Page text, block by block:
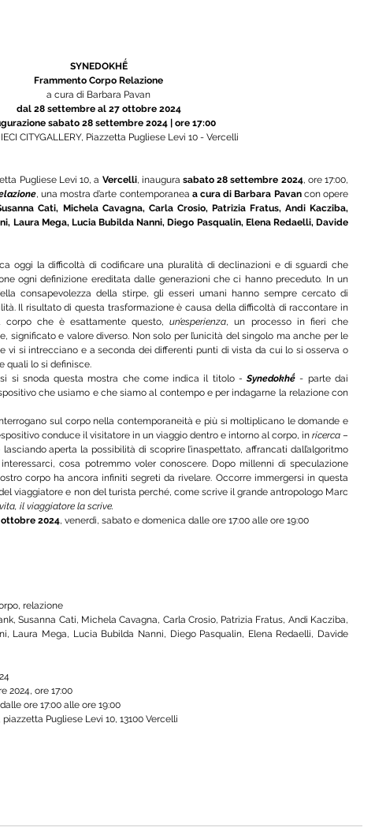
SYNEDOKHḖ
Frammento Corpo Relazione
a cura di Barbara Pavan
dal 28 settembre al 27 ottobre 2024
sabato 28 settembre 2024 | ore 17:00
CITYGALLERY, Piazzetta Pugliese Levi 10 - Vercelli
Pugliese Levi 10, a Vercelli, inaugura sabato 28 settembre 2024
, una mostra d’arte contemporanea a cura di Barbara Pavan con opere
Cati, Michela Cavagna, Carla Crosio, Patrizia Fratus, Andi Kacziba,
Laura Mega, Lucia Bubilda Nanni, Diego Pasqualin, Elena Redaelli, Davide
oggi la difficoltà di codificare una pluralità di declinazioni e di sguardi che
ogni definizione ereditata dalle generazioni che ci hanno preceduto. In un
consapevolezza della stirpe, gli esseri umani hanno sempre cercato di
Il risultato di questa trasformazione è causa della difficoltà di raccontare in
corpo che è esattamente questo, un’esperienza, un processo in fieri che
significato e valore diverso. Non solo per l’unicità del singolo ma anche per le
vi si intrecciano e a seconda dei differenti punti di vista da cui lo si osserva o
quali lo si definisce.
si snoda questa mostra che come indica il titolo - Synedokhḗ - parte dai
che usiamo e che siamo al contempo e per indagarne la relazione con
sul corpo nella contemporaneità e più si moltiplicano le domande e
conduce il visitatore in un viaggio dentro e intorno al corpo, in ricerca –
aperta la possibilità di scoprire l’inaspettato, affrancati dall’algoritmo
cosa potremmo voler conoscere. Dopo millenni di speculazione
corpo ha ancora infiniti segreti da rivelare. Occorre immergersi in questa
viaggiatore e non del turista perché, come scrive il grande antropologo Marc
il viaggiatore la scrive.
2024, venerdì, sabato e domenica dalle ore 17:00 alle ore 19:00
relazione
Susanna Cati, Michela Cavagna, Carla Crosio, Patrizia Fratus, Andi Kacziba,
Laura Mega, Lucia Bubilda Nanni, Diego Pasqualin, Elena Redaelli, Davide
2024, ore 17:00
ore 17:00 alle ore 19:00
piazzetta Pugliese Levi 10, 13100 Vercelli